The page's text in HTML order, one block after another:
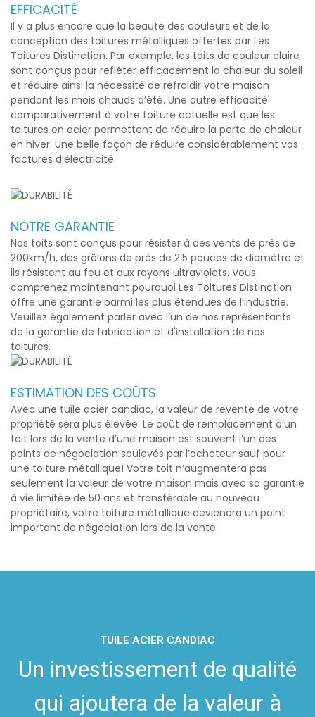
EFFICACITÉ
Il y a plus encore que la beauté des couleurs et de la
conception des toitures métalliques offertes par Les
Toitures Distinction. Par exemple, les toits de couleur claire
sont conçus pour refléter efficacement la chaleur du soleil
et réduire ainsi la nécessité de refroidir votre maison
pendant les mois chauds d’été. Une autre efficacité
comparativement à votre toiture actuelle est que les
toitures en acier permettent de réduire la perte de chaleur
en hiver. Une belle façon de réduire considérablement vos
factures d’électricité.
NOTRE GARANTIE
Nos toits sont conçus pour résister à des vents de près de
200km/h, des grêlons de près de 2.5 pouces de diamètre et
ils résistent au feu et aux rayons ultraviolets. Vous
comprenez maintenant pourquoi Les Toitures Distinction
offre une garantie parmi les plus étendues de l’industrie.
Veuillez également parler avec l’un de nos représentants
de la garantie de fabrication et d'installation de nos
toitures.
ESTIMATION DES COÛTS
Avec une tuile acier candiac, la valeur de revente de votre
propriété sera plus élevée. Le coût de remplacement d’un
toit lors de la vente d’une maison est souvent l’un des
points de négociation soulevés par l’acheteur sauf pour
une toiture métallique! Votre toit n’augmentera pas
seulement la valeur de votre maison mais avec sa garantie
à vie limitée de 50 ans et transférable au nouveau
propriétaire, votre toiture métallique deviendra un point
important de négociation lors de la vente.
TUILE ACIER CANDIAC
Un investissement de qualité
qui ajoutera de la valeur à